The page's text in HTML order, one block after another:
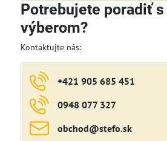
Potrebujete poradiť s
výberom?
Kontaktujte nás:
+421 905 685 451
0948 077 327
obchod​@stefo​.sk